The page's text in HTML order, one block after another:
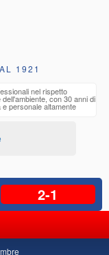
1921
nel rispetto
dell'ambiente, con 30 anni di
personale altamente
2-1